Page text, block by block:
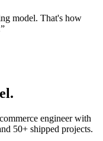
model. That's how
engineer with
50+ shipped projects.